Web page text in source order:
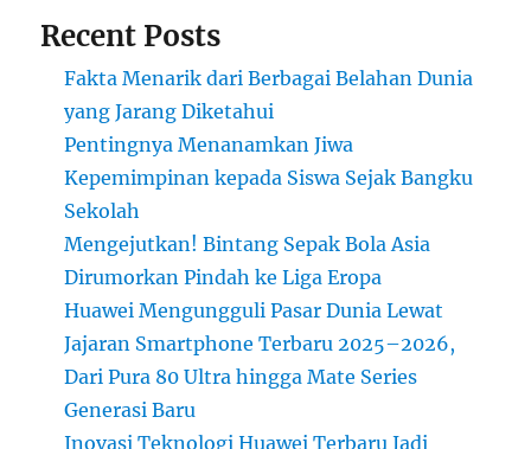
Recent Posts
Fakta Menarik dari Berbagai Belahan Dunia
yang Jarang Diketahui
Pentingnya Menanamkan Jiwa
Kepemimpinan kepada Siswa Sejak Bangku
Sekolah
Mengejutkan! Bintang Sepak Bola Asia
Dirumorkan Pindah ke Liga Eropa
Huawei Mengungguli Pasar Dunia Lewat
Jajaran Smartphone Terbaru 2025–2026,
Dari Pura 80 Ultra hingga Mate Series
Generasi Baru
Inovasi Teknologi Huawei Terbaru Jadi